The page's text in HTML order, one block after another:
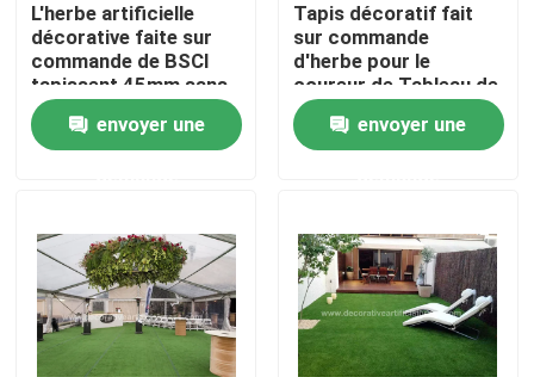
Nouvelles
Cas
Herbe artificielle décorative
Gazon artificiel d'herbe
L'herbe artificielle
décorative faite sur
commande de BSCI
tapissent 45mm sans
soutenir 100cm *
100cm envoyer une
Tapis décoratif fait
sur commande
d'herbe pour le
coureur de Tableau de
Tableau/herbe de Faux
2 * 45menvoyer une